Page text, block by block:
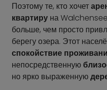
Поэтому те, кто хочет
квартиру на
больше, чем просто
берегу озера. Этот
спокойствие
непосредственную
но ярко выраженную